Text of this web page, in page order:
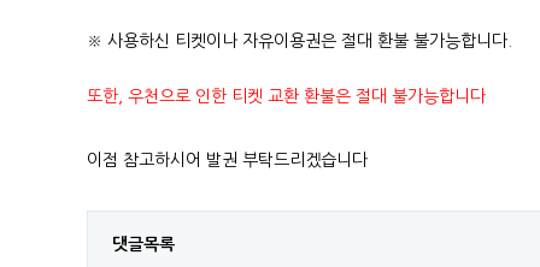
※ 사용하신 티켓이나 자유이용권은 절대 환불 불가능합니다.
또한, 우천으로 인한 티켓 교환 환불은 절대 불가능합니다
이점 참고하시어 발권 부탁드리겠습니다
댓글목록